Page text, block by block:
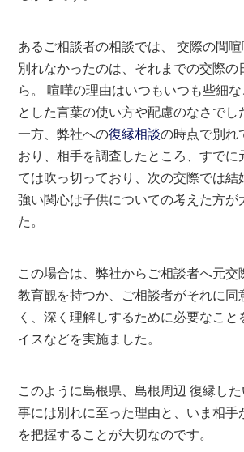
あるご相談者の相談では、 交際の間喧
別れなかったのは、それまでの交際の
ら。 喧嘩の理由はいつもいつも些細
とした言葉の使い方や配慮のなさでし
一方、弊社への復縁相談の時点で別れ
おり、相手を調査したところ、すでに
ては吹っ切っており、次の交際では結
強い関心は子供についての考えた方が
た。
この場合は、弊社からご相談者へ元交
教育観を持つか、ご相談者がそれに同
く、深く理解しするために必要なこ
イスなどを実施ました。
このように島根県、島根周辺 復縁し
事には別れに至った理由と、いま相手
を把握することが大切なのです。